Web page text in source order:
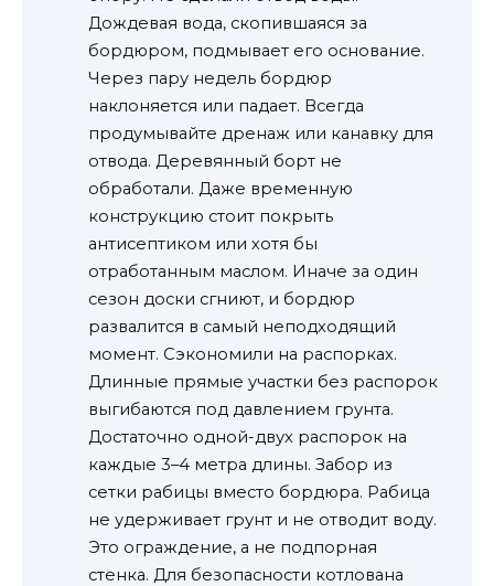
Дождевая вода, скопившаяся за
бордюром, подмывает его основание.
Через пару недель бордюр
наклоняется или падает. Всегда
продумывайте дренаж или канавку для
отвода. Деревянный борт не
обработали. Даже временную
конструкцию стоит покрыть
антисептиком или хотя бы
отработанным маслом. Иначе за один
сезон доски сгниют, и бордюр
развалится в самый неподходящий
момент. Сэкономили на распорках.
Длинные прямые участки без распорок
выгибаются под давлением грунта.
Достаточно одной-двух распорок на
каждые 3–4 метра длины. Забор из
сетки рабицы вместо бордюра. Рабица
не удерживает грунт и не отводит воду.
Это ограждение, а не подпорная
стенка. Для безопасности котлована